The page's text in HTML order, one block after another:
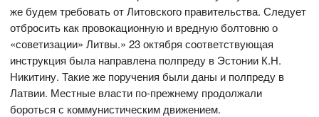
же будем требовать от Литовского правительства. Следует
отбросить как провокационную и вредную болтовню о
«советизации» Литвы.» 23 октября соответствующая
инструкция была направлена полпреду в Эстонии К.Н.
Никитину. Такие же поручения были даны и полпреду в
Латвии. Местные власти по-прежнему продолжали
бороться с коммунистическим движением.